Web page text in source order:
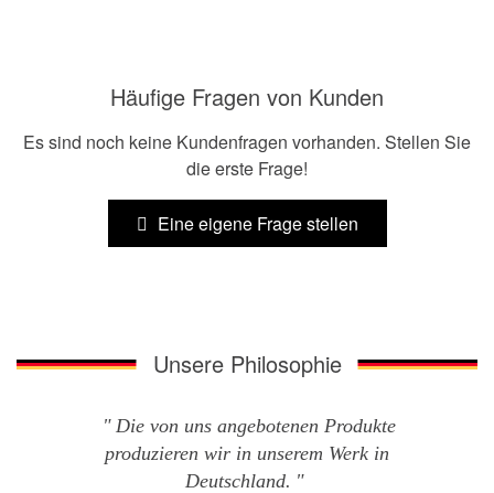
Häufige Fragen von Kunden
Es sind noch keine Kundenfragen vorhanden. Stellen Sie
die erste Frage!
Eine eigene Frage stellen
Unsere Philosophie
Die von uns angebotenen Produkte
produzieren wir in unserem Werk in
Deutschland.